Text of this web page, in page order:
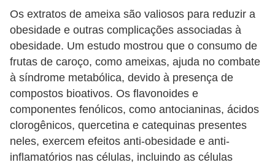
Os extratos de ameixa são valiosos para reduzir a
obesidade e outras complicações associadas à
obesidade. Um estudo mostrou que o consumo de
frutas de caroço, como ameixas, ajuda no combate
à síndrome metabólica, devido à presença de
compostos bioativos. Os flavonoides e
componentes fenólicos, como antocianinas, ácidos
clorogênicos, quercetina e catequinas presentes
neles, exercem efeitos anti-obesidade e anti-
inflamatórios nas células, incluindo as células